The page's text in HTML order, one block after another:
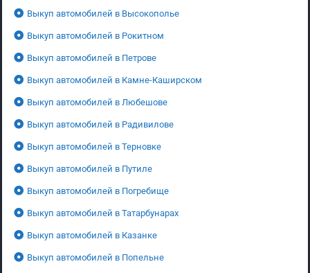
Выкуп автомобилей в Высокополье
Выкуп автомобилей в Рокитном
Выкуп автомобилей в Петрове
Выкуп автомобилей в Камне-Каширском
Выкуп автомобилей в Любешове
Выкуп автомобилей в Радивилове
Выкуп автомобилей в Терновке
Выкуп автомобилей в Путиле
Выкуп автомобилей в Погребище
Выкуп автомобилей в Татарбунарах
Выкуп автомобилей в Казанке
Выкуп автомобилей в Попельне